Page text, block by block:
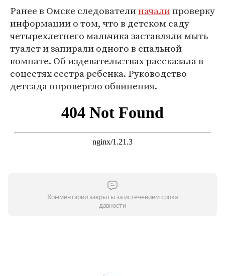
Ранее в Омске следователиначалипроверку
информации о том, что в детском саду
четырехлетнего мальчика заставляли мыть
туалет и запирали одного в спальной
комнате. Об издевательствах рассказала в
соцсетях сестра ребенка. Руководство
детсада опровергло обвинения.
Комментарии закрыты за истечением срока
давности